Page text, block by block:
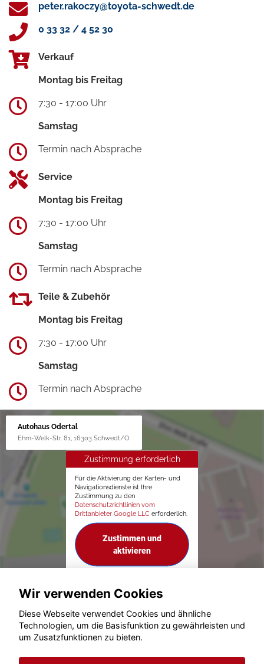
peter.rakoczy@toyota-schwedt.de
0 33 32 / 4 52 30
Verkauf
Montag bis Freitag
7:30 - 17:00 Uhr
Samstag
Termin nach Absprache
Service
Montag bis Freitag
7:30 - 17:00 Uhr
Samstag
Termin nach Absprache
Teile & Zubehör
Montag bis Freitag
7:30 - 17:00 Uhr
Samstag
Termin nach Absprache
Autohaus Odertal
Ehm-Welk-Str. 81, 16303 Schwedt/O.
Zustimmung erforderlich
Für die Aktivierung der Karten- und
Navigationsdienste ist Ihre
Zustimmung zu den
Datenschutzrichtlinien vom
Drittanbieter Google LLC erforderlich.
Zustimmen und
aktivieren
© konjunkturmotor.de GmbH 2020 - 2026
Wir verwenden Cookies
Diese Webseite verwendet Cookies und ähnliche
Technologien, um die Basisfunktion zu gewährleisten und
um Zusatzfunktionen zu bieten.